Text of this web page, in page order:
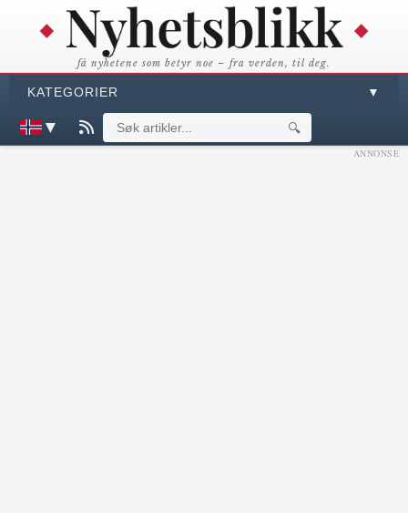
få nyhetene som betyr noe – fra verden, til deg.
KATEGORIER ▼
▼ 🔍
ANNONSE